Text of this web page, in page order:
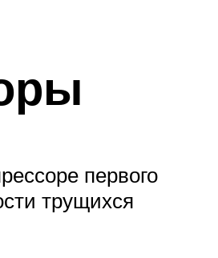
первого
трущихся